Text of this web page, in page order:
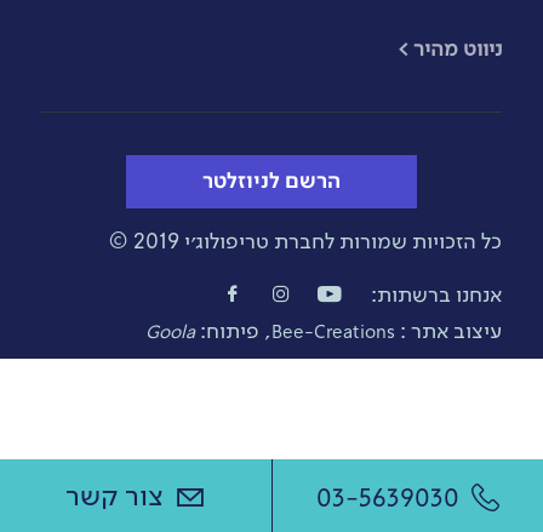
​ניווט מהיר >
הרשם לניוזלטר
כל הזכויות שמורות לחברת טריפולוג׳י 2019 ©
עיצוב אתר : Bee-Creations, פיתוח:Goola
אנחנו ברשתות:
03-5639030 צור קשר